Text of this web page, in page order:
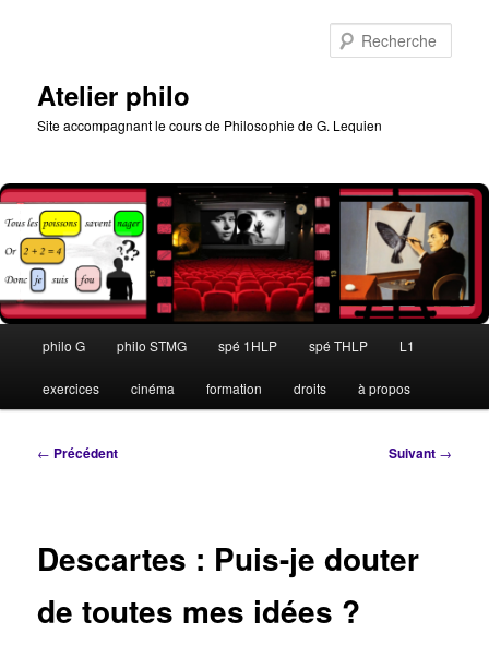
Atelier philo
Site accompagnant le cours de Philosophie de G. Lequien
principal
philo G philo STMG spé 1HLP spé THLP L1
exercices cinéma formation droits à propos
Navigation
← Précédent Suivant →
Descartes : Puis-je douter
de toutes mes idées ?